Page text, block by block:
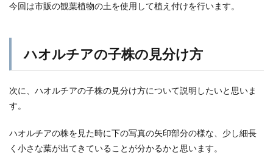
今回は市販の観葉植物の土を使用して植え付けを行います。
ハオルチアの子株の見分け方
次に、ハオルチアの子株の見分け方について説明したいと思いま
す。
ハオルチアの株を見た時に下の写真の矢印部分の様な、少し細長
く小さな葉が出てきていることが分かるかと思います。